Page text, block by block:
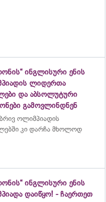
ინგლისური ენის
ლიდერთა
და აბსოლუტური
გამოვლინდნენ
ოლიმპიადის
კი დარჩა მხოლოდ
ინგლისური ენის
დაიწყო! - ჩაერთეთ